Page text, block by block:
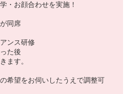
・お顔合わせを実施！
同席
ンス研修
た後
ます。
希望をお伺いしたうえで調整可